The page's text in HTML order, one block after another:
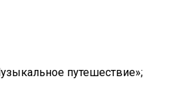
путешествие»;